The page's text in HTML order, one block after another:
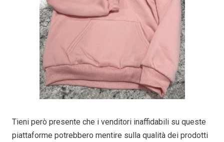
Tieni però presente che i venditori inaffidabili su queste
piattaforme potrebbero mentire sulla qualità dei prodotti